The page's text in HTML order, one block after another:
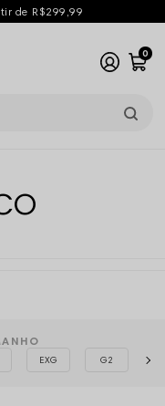
de R$299,99
0
EXG G2